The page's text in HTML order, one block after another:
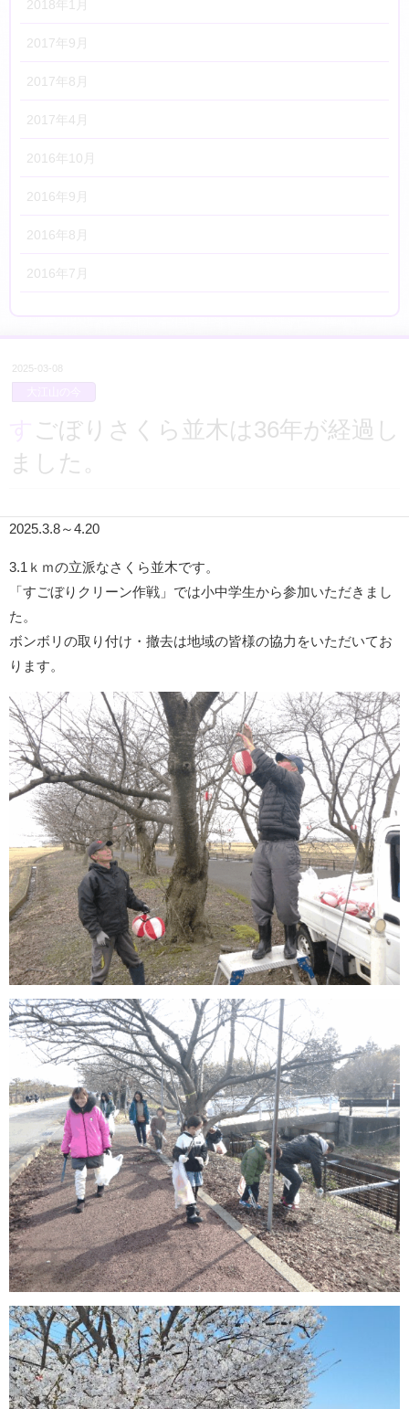
2018年1月
2017年9月
2017年8月
2017年4月
2016年10月
2016年9月
2016年8月
2016年7月
2025-03-08
ました。
2025.3.8～4.20
3.1ｋｍの立派なさくら並木です。
「すごぼりクリーン作戦」では小中学生から参加いただきまし
た。
ボンボリの取り付け・撤去は地域の皆様の協力をいただいてお
ります。